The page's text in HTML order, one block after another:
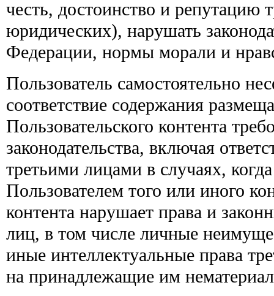
честь, достоинство и репутацию
юридических), нарушать
Федерации, нормы морали и
Пользователь самостоятельно
соответствие содержания
Пользовательского контента
законодательства, включая
третьими лицами в случаях,
Пользователем того или иного
контента нарушает права и
лиц, в том числе личные
иные интеллектуальные права
на принадлежащие им